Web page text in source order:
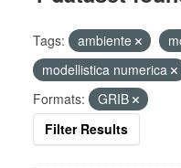
Tags: ambiente
modellistica numerica
Formats:
GRIB
Filter Results